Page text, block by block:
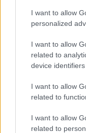
I want to allow
personalized
I want to allow
related to
device identifiers
I want to allow
related to
I want to allow
related to
Ultim’ora:
palazzo
Incendio a Roma: